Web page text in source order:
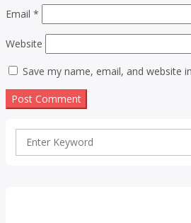
Email *
Website
Save my name, email, and website
Search